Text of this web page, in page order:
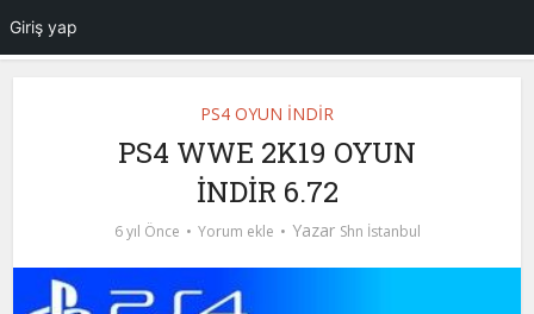
PS4 OYUN İNDİR
PS4 WWE 2K19 OYUN
İNDİR 6.72
6 yıl Önce Yorum ekle Yazar Shn İstanbul
Giriş yap